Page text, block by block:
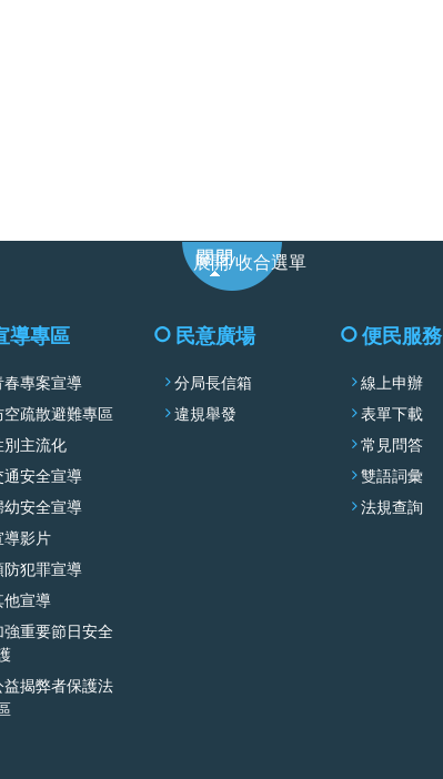
展開/收合選單
導專區
春專案宣導
空疏散避難專區
別主流化
通安全宣導
幼安全宣導
導影片
防犯罪宣導
他宣導
強重要節日安全
益揭弊者保護法
民意廣場
分局長信箱
違規舉發
便民服務
線上申辦
表單下載
常見問答
雙語詞彙
法規查詢